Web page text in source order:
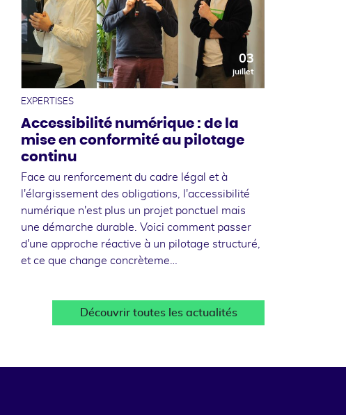
03
juillet
EXPERTISES
Accessibilité numérique : de la
mise en conformité au pilotage
continu
Face au renforcement du cadre légal et à
l'élargissement des obligations, l'accessibilité
numérique n'est plus un projet ponctuel mais
une démarche durable. Voici comment passer
d'une approche réactive à un pilotage structuré,
et ce que change concrèteme…
Découvrir toutes les actualités